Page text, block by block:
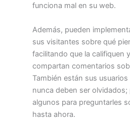
funciona mal en su web.
Además, pueden
sus visitantes sobre qué
facilitando que la califiquen
compartan comentarios
También están sus
nunca deben ser olvidados;
algunos para preguntarles
hasta ahora.